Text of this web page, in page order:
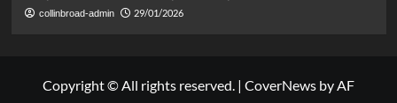
collinbroad-admin 29/01/2026
Copyright © All rights reserved. | CoverNews by AF